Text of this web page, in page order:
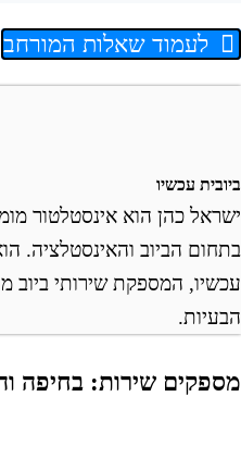
לעמוד שאלות המורחב
עכשיו
הביוב והאינסטלציה.
המספקת שירותי ביוב
שירות: בחיפה